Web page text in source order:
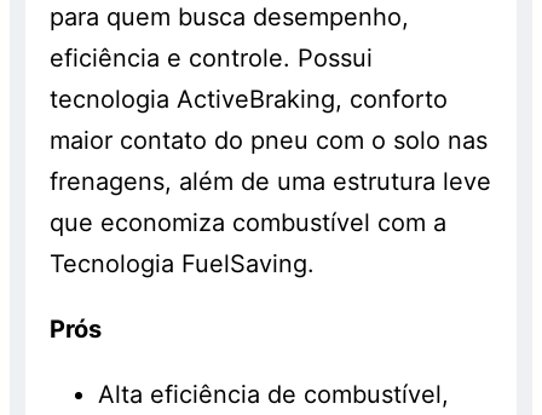
para quem busca desempenho,
eficiência e controle. Possui
tecnologia ActiveBraking, conforto
maior contato do pneu com o solo nas
frenagens, além de uma estrutura leve
que economiza combustível com a
Tecnologia FuelSaving.
Prós
Alta eficiência de combustível,